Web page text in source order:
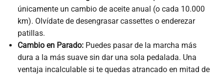
únicamente un cambio de aceite anual (o cada 10.000
km). Olvídate de desengrasar cassettes o enderezar
patillas.
Cambio en Parado:Puedes pasar de la marcha más
dura a la más suave sin dar una sola pedalada. Una
ventaja incalculable si te quedas atrancado en mitad de